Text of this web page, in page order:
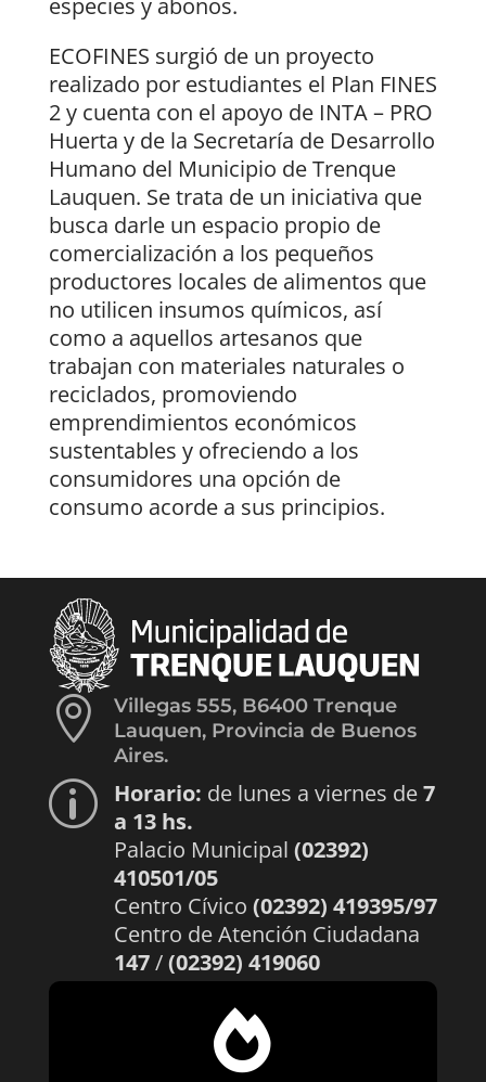
ECOFINES surgió de un proyecto
realizado por estudiantes el Plan FINES
2 y cuenta con el apoyo de INTA – PRO
Huerta y de la Secretaría de Desarrollo
Humano del Municipio de Trenque
Lauquen. Se trata de un iniciativa que
busca darle un espacio propio de
comercialización a los pequeños
productores locales de alimentos que
no utilicen insumos químicos, así
como a aquellos artesanos que
trabajan con materiales naturales o
reciclados, promoviendo
emprendimientos económicos
sustentables y ofreciendo a los
consumidores una opción de
consumo acorde a sus principios.

Villegas 555, B6400 Trenque
Lauquen, Provincia de Buenos
Aires.
p Horario: de lunes a viernes de7
a 13 hs.
Palacio Municipal (02392)
410501/05
Centro Cívico (02392) 419395/97
Centro de Atención Ciudadana
147/(02392) 419060
